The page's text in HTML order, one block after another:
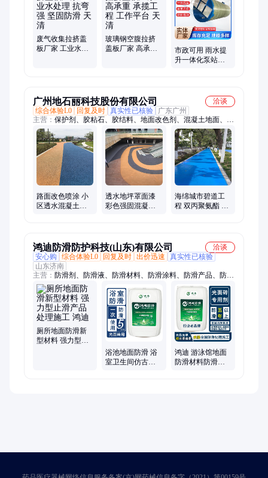
站、喷淋管道、生物填料、卧式储罐、锅炉除尘、立式储罐、食
品储罐、防腐管道
废气收集拉挤盖
板厂家 工业水处
玻璃钢空腹拉挤
盖板厂家 高承重
市政可用 雨水提
升一体化泵站设
广州地石丽科技股份有限公司
洽谈
综合体验L0
回复及时 真实性已核验
广东广州
主营： 保护剂、胶粘石、胶结料、地面改色剂、混凝土地面、水
泥压印地面、透水沥青、石子胶粘剂、石子粘接剂、透水混凝
土、双丙聚氨酯、透水石地坪、彩胶石路面、砾石胶粘剂、混凝
土增强剂、改色用罩面漆、改性环氧树脂、透水地坪材料、地石
丽地坪胶、彩胶石耐候胶、沥青路面涂料、透明石子胶水、混凝
土罩面漆、压模地坪光亮剂、彩胶石专用胶水
路面改色喷涂 小
区透水混凝土改
透水地坪罩面漆
彩色强固混凝土
海绵城市碧道工
程 双丙聚氨酯 油
鸿迪防滑防护科技(山东)有限公司
洽谈
安心购
综合体验L0 回复及时 出价迅速
真实性已核验
山东济南
主营： 防滑剂、防滑液、防滑材料、防滑涂料、防滑产品、防滑
处理、止滑剂、止滑液
厕所地面防滑新
型材料 强力型止
浴池地面防滑 浴
室卫生间仿古砖
鸿迪 游泳馆地面
防滑材料防滑剂